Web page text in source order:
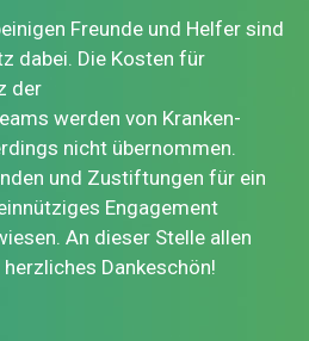
Freunde und Helfer sind
dabei. Die Kosten für
der
werden von Kranken-
nicht übernommen.
und Zustiftungen für ein
Engagement
An dieser Stelle allen
Dankeschön!